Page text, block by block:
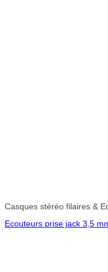
Casques stéréo filaires &
Ecouteurs prise jack 3,5